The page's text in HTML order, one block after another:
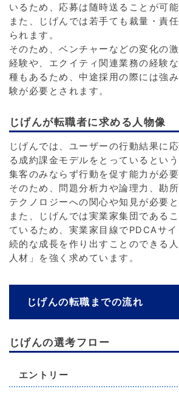
いるため、応募は随時送ることが可能
また、じげんでは若手ても裁量・責
られます。
そのため、ベンチャーなどの変化の
経験や、エクイティ関連業務の経験
種もあるため、中途採用の際には強
験が必要とされます。
じげんが転職者に求める人物像
じげんでは、ユーザーの行動結果に
る成約課金モデルをとっているとい
集客のみならず行動を促す能力が必要
そのため、問題分析力や論理力、勘
テクノロジーへの関心や知見が必要と
また、じげんでは実業家集団である
ているため、実業家目線でPDCAサ
続的な成長を作り出すことのできる
人材」を強く求めています。
じげんの転職までの流れ
じげんの選考フロー
エントリー